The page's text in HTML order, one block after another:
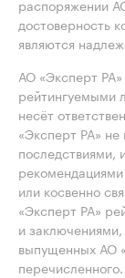
распоряжении
достоверность
являются
АО «Эксперт
рейтингуемыми
несёт
«Эксперт РА»
последствиями,
или косвенно
«Эксперт РА»
и
выпущенных АО
перечисленного.